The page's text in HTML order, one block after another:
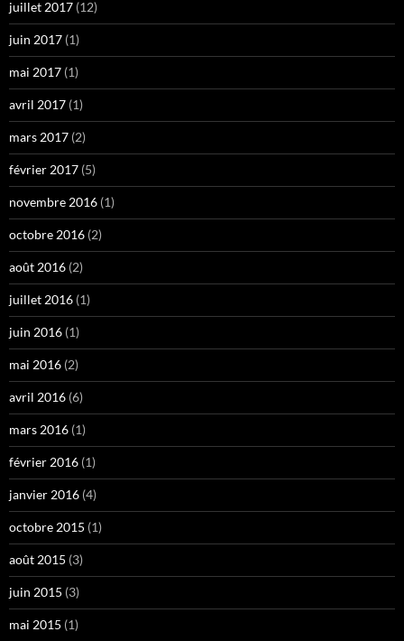
juillet 2017 (12)
juin 2017 (1)
mai 2017 (1)
avril 2017 (1)
mars 2017 (2)
février 2017 (5)
novembre 2016 (1)
octobre 2016 (2)
août 2016 (2)
juillet 2016 (1)
juin 2016 (1)
mai 2016 (2)
avril 2016 (6)
mars 2016 (1)
février 2016 (1)
janvier 2016 (4)
octobre 2015 (1)
août 2015 (3)
juin 2015 (3)
mai 2015 (1)